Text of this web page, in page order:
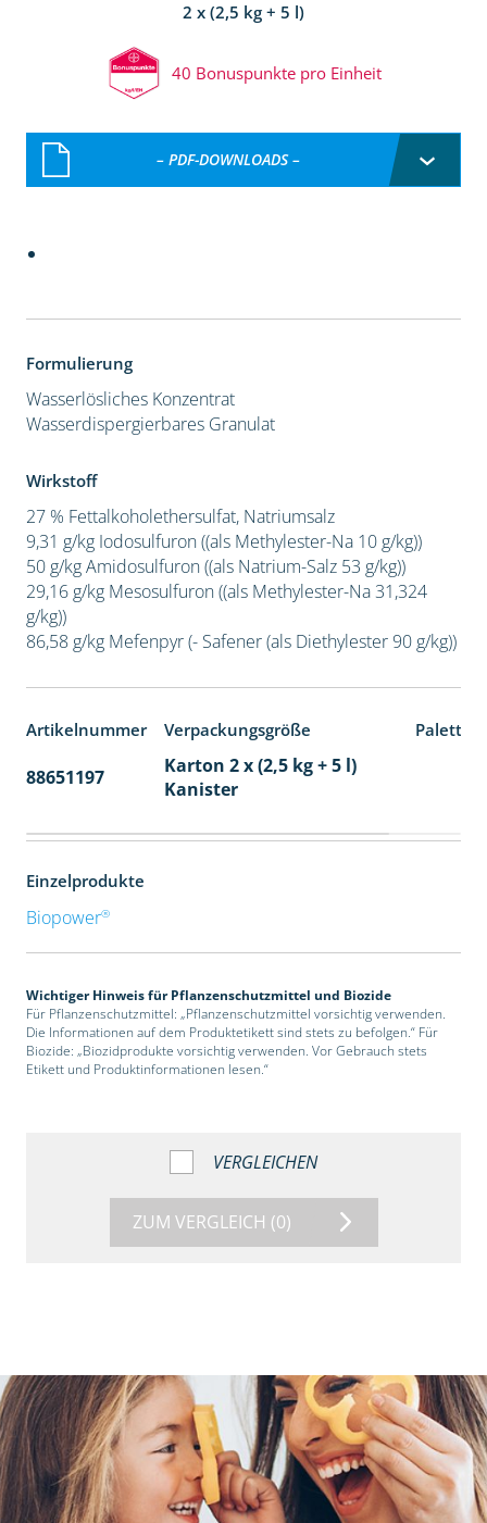
2 x (2,5 kg + 5 l)
40 Bonuspunkte pro Einheit
– PDF-DOWNLOADS –
Formulierung
Wasserlösliches Konzentrat
Wasserdispergierbares Granulat
Wirkstoff
27 % Fettalkoholethersulfat, Natriumsalz
9,31 g/kg Iodosulfuron ((als Methylester-Na 10 g/kg))
50 g/kg Amidosulfuron ((als Natrium-Salz 53 g/kg))
29,16 g/kg Mesosulfuron ((als Methylester-Na 31,324
g/kg))
86,58 g/kg Mefenpyr (- Safener (als Diethylester 90 g/kg))
Artikelnummer Verpackungsgröße
88651197
Karton 2 x (2,5 kg + 5 l)
Kanister
Einzelprodukte
Biopower®
Wichtiger Hinweis für Pflanzenschutzmittel und Biozide
Für Pflanzenschutzmittel: „Pflanzenschutzmittel vorsichtig verwenden.
Die Informationen auf dem Produktetikett sind stets zu befolgen.“ Für
Biozide: „Biozidprodukte vorsichtig verwenden. Vor Gebrauch stets
Etikett und Produktinformationen lesen.“
VERGLEICHEN
ZUM VERGLEICH (0)